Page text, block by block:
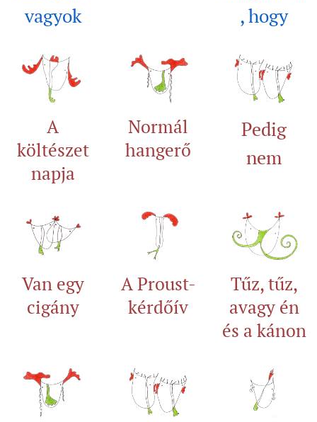
vagyok
, hogy
A
költészet
napja
Normál
hangerő
Pedig
nem
Van egy
cigány
A Proust-
kérdőív
Tűz, tűz,
avagy én
és a kánon